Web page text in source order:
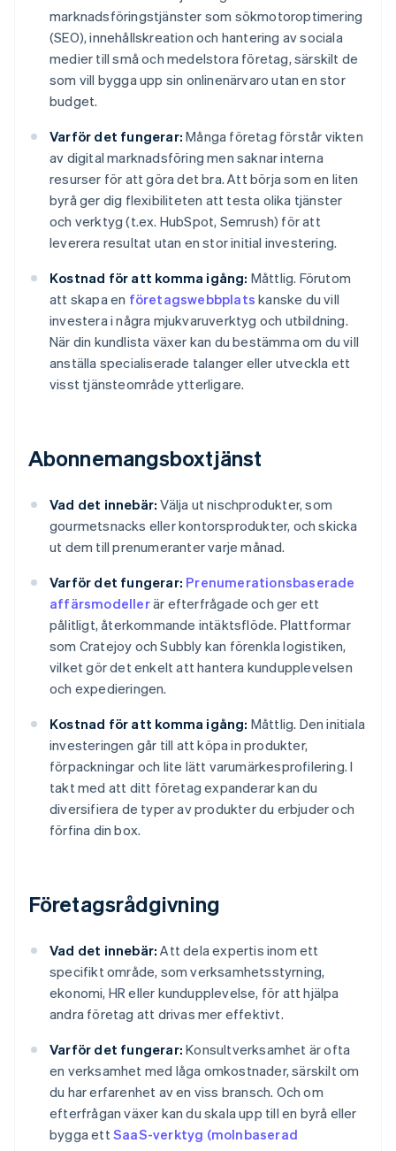
marknadsföringstjänster som sökmotoroptimering
(SEO), innehållskreation och hantering av sociala
medier till små och medelstora företag, särskilt de
som vill bygga upp sin onlinenärvaro utan en stor
budget.
Varför det fungerar: Många företag förstår vikten
av digital marknadsföring men saknar interna
resurser för att göra det bra. Att börja som en liten
byrå ger dig flexibiliteten att testa olika tjänster
och verktyg (t.ex. HubSpot, Semrush) för att
leverera resultat utan en stor initial investering.
Kostnad för att komma igång: Måttlig. Förutom
att skapa en företagswebbplats kanske du vill
investera i några mjukvaruverktyg och utbildning.
När din kundlista växer kan du bestämma om du vill
anställa specialiserade talanger eller utveckla ett
visst tjänsteområde ytterligare.
Abonnemangsboxtjänst
Vad det innebär: Välja ut nischprodukter, som
gourmetsnacks eller kontorsprodukter, och skicka
ut dem till prenumeranter varje månad.
Varför det fungerar: Prenumerationsbaserade
affärsmodellerär efterfrågade och ger ett
pålitligt, återkommande intäktsflöde. Plattformar
som Cratejoy och Subbly kan förenkla logistiken,
vilket gör det enkelt att hantera kundupplevelsen
och expedieringen.
Kostnad för att komma igång: Måttlig. Den initiala
investeringen går till att köpa in produkter,
förpackningar och lite lätt varumärkesprofilering. I
takt med att ditt företag expanderar kan du
diversifiera de typer av produkter du erbjuder och
förfina din box.
Företagsrådgivning
Vad det innebär: Att dela expertis inom ett
specifikt område, som verksamhetsstyrning,
ekonomi, HR eller kundupplevelse, för att hjälpa
andra företag att drivas mer effektivt.
Varför det fungerar: Konsultverksamhet är ofta
en verksamhet med låga omkostnader, särskilt om
du har erfarenhet av en viss bransch. Och om
efterfrågan växer kan du skala upp till en byrå eller
bygga ettSaaS-verktyg (molnbaserad